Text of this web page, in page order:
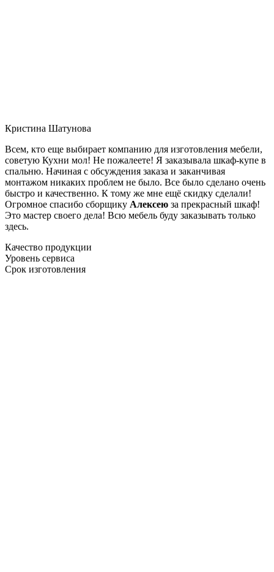
Кристина Шатунова
Всем, кто еще выбирает компанию для изготовления мебели,
советую Кухни мол! Не пожалеете! Я заказывала шкаф-купе в
спальню. Начиная с обсуждения заказа и заканчивая
монтажом никаких проблем не было. Все было сделано очень
быстро и качественно. К тому же мне ещё скидку сделали!
Огромное спасибо сборщику Алексею за прекрасный шкаф!
Это мастер своего дела! Всю мебель буду заказывать только
здесь.
Качество продукции
Уровень сервиса
Срок изготовления